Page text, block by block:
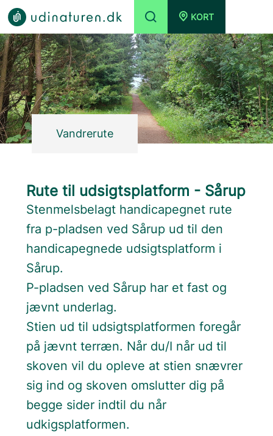
KORT
Vandrerute
Rute til udsigtsplatform - Sårup
Stenmelsbelagt handicapegnet rute
fra p-pladsen ved Sårup ud til den
handicapegnede udsigtsplatform i
Sårup.
P-pladsen ved Sårup har et fast og
jævnt underlag.
Stien ud til udsigtsplatformen foregår
på jævnt terræn. Når du/I når ud til
skoven vil du opleve at stien snævrer
sig ind og skoven omslutter dig på
begge sider indtil du når
udkigsplatformen.